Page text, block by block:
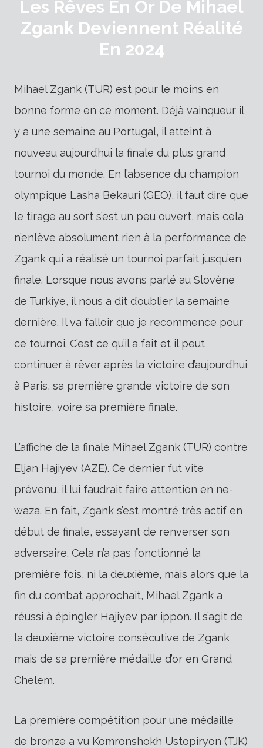
Les Rêves En Or De Mihael
Zgank Deviennent Réalité
En 2024
Mihael Zgank (TUR) est pour le moins en
bonne forme en ce moment. Déjà vainqueur il
y a une semaine au Portugal, il atteint à
nouveau aujourd’hui la finale du plus grand
tournoi du monde. En l’absence du champion
olympique Lasha Bekauri (GEO), il faut dire que
le tirage au sort s’est un peu ouvert, mais cela
n’enlève absolument rien à la performance de
Zgank qui a réalisé un tournoi parfait jusqu’en
finale. Lorsque nous avons parlé au Slovène
de Turkiye, il nous a dit d’oublier la semaine
dernière. Il va falloir que je recommence pour
ce tournoi. C’est ce qu’il a fait et il peut
continuer à rêver après la victoire d’aujourd’hui
à Paris, sa première grande victoire de son
histoire, voire sa première finale.
L’affiche de la finale Mihael Zgank (TUR) contre
Eljan Hajiyev (AZE). Ce dernier fut vite
prévenu, il lui faudrait faire attention en ne-
waza. En fait, Zgank s’est montré très actif en
début de finale, essayant de renverser son
adversaire. Cela n’a pas fonctionné la
première fois, ni la deuxième, mais alors que la
fin du combat approchait, Mihael Zgank a
réussi à épingler Hajiyev par ippon. Il s’agit de
la deuxième victoire consécutive de Zgank
mais de sa première médaille d’or en Grand
Chelem.
La première compétition pour une médaille
de bronze a vu Komronshokh Ustopiryon (TJK)